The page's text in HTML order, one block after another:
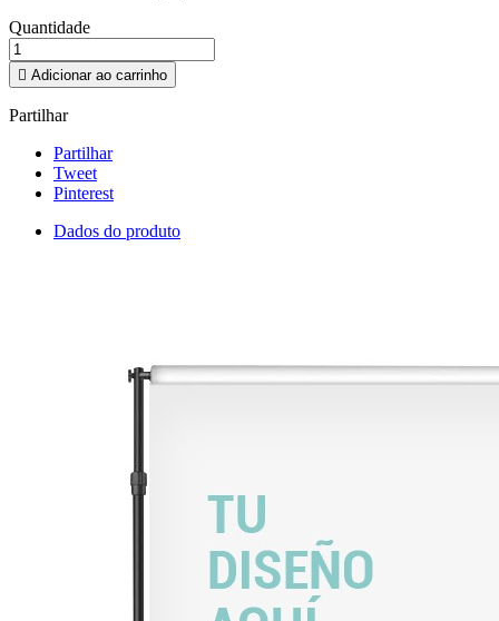
Quantidade
 Adicionar ao carrinho
Partilhar
Partilhar
Tweet
Pinterest
Dados do produto